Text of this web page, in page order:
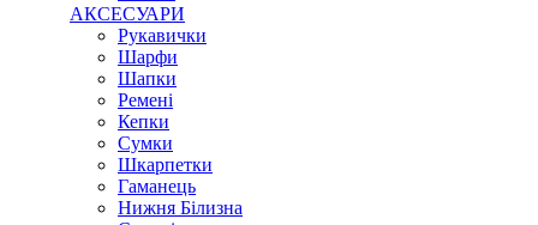
АКСЕСУАРИ
Рукавички
Шарфи
Шапки
Ремені
Кепки
Сумки
Шкарпетки
Гаманець
Нижня Білизна